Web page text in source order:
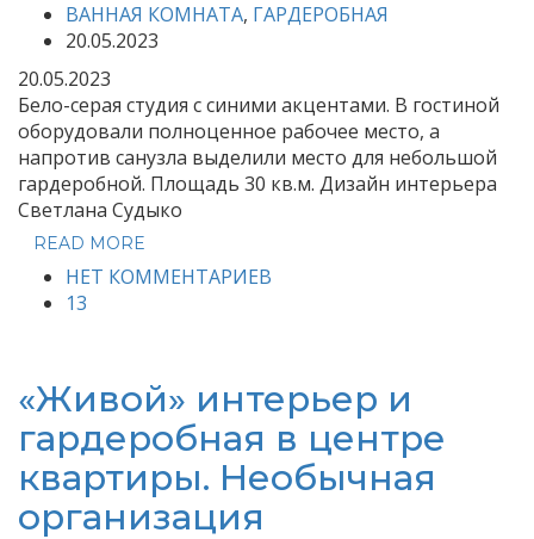
ВАННАЯ КОМНАТА, ГАРДЕРОБНАЯ
20.05.2023
20.05.2023
Бело-серая студия с синими акцентами. В гостиной
оборудовали полноценное рабочее место, а
напротив санузла выделили место для небольшой
гардеробной. Площадь 30 кв.м. Дизайн интерьера
Светлана Судыко
READ MORE
НЕТ КОММЕНТАРИЕВ
13
«Живой» интерьер и
гардеробная в центре
квартиры. Необычная
организация